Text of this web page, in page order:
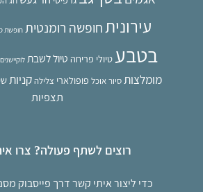
עירוניתחופשה רומנטית חופשת
בטבע טיולי פריחה טיול לשבת
מומלצות סיור אוכל פופולארי צלילהקניות
תצפיות
רוצים לשתף פעולה? צרו
כדי ליצור איתי קשר דרך פייסבוק